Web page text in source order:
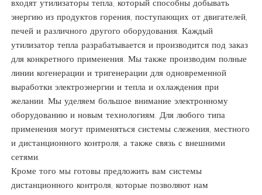
входят утилизаторы тепла, который способны добывать
энергию из продуктов горения, поступающих от двигателей,
печей и различного другого оборудования. Каждый
утилизатор тепла разрабатывается и производится под заказ
для конкретного применения. Мы также производим полные
линии когенерации и тригенерации для одновременной
выработки электроэнергии и тепла и охлаждения при
желании. Мы уделяем большое внимание электронному
оборудованию и новым технологиям. Для любого типа
применения могут применяться системы слежения, местного
и дистанционного контроля, а также связь с внешними
сетями.
Кроме того мы готовы предложить вам системы
дистанционного контроля, которые позволяют нам